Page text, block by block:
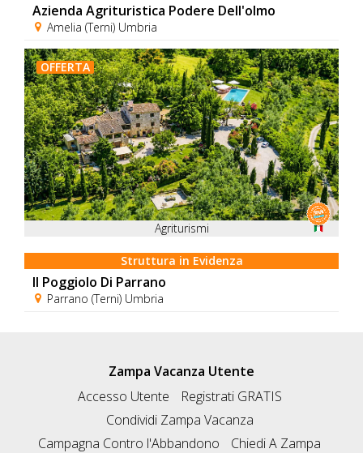
Azienda Agrituristica Podere Dell'olmo
Amelia (Terni) Umbria
OFFERTA
Agriturismi
Struttura in Evidenza
Il Poggiolo Di Parrano
Parrano (Terni) Umbria
Zampa Vacanza Utente
Accesso Utente
Registrati GRATIS
Condividi Zampa Vacanza
Campagna Contro l'Abbandono
Chiedi A Zampa